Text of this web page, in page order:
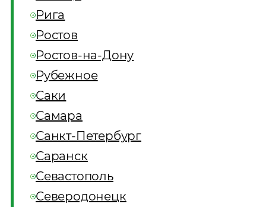
Рига
Ростов
Ростов-на-Дону
Рубежное
Саки
Самара
Санкт-Петербург
Саранск
Севастополь
Северодонецк